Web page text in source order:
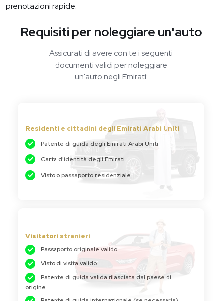
prenotazioni rapide.
Requisiti per noleggiare un'auto
Assicurati di avere con te i seguenti
documenti validi per noleggiare
un'auto negli Emirati:
Residenti e cittadini degli Emirati Arabi Uniti
Patente di guida degli Emirati Arabi Uniti
Carta d'identità degli Emirati
Visto o passaporto residenziale
Visitatori stranieri
Passaporto originale valido
Visto di visita valido
Patente di guida valida rilasciata dal paese di
origine